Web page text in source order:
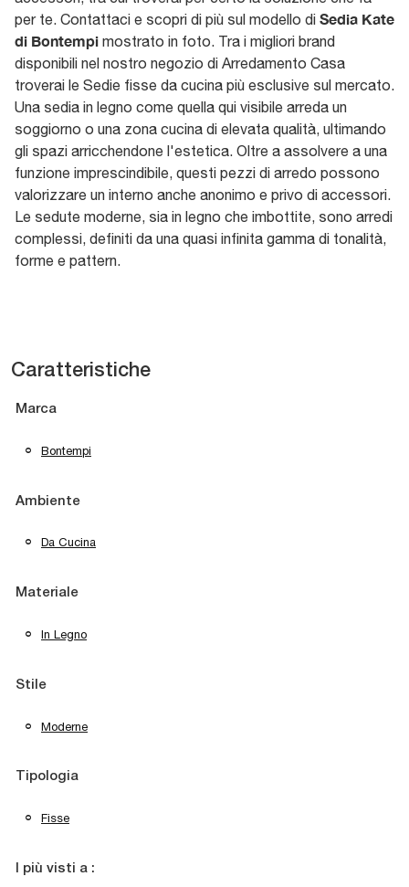
per te. Contattaci e scopri di più sul modello di Sedia Kate
di Bontempi mostrato in foto. Tra i migliori brand
disponibili nel nostro negozio di Arredamento Casa
troverai le Sedie fisse da cucina più esclusive sul mercato.
Una sedia in legno come quella qui visibile arreda un
soggiorno o una zona cucina di elevata qualità, ultimando
gli spazi arricchendone l'estetica. Oltre a assolvere a una
funzione imprescindibile, questi pezzi di arredo possono
valorizzare un interno anche anonimo e privo di accessori.
Le sedute moderne, sia in legno che imbottite, sono arredi
complessi, definiti da una quasi infinita gamma di tonalità,
forme e pattern.
Caratteristiche
Marca
Bontempi
Ambiente
Da Cucina
Materiale
In Legno
Stile
Moderne
Tipologia
Fisse
I più visti a :